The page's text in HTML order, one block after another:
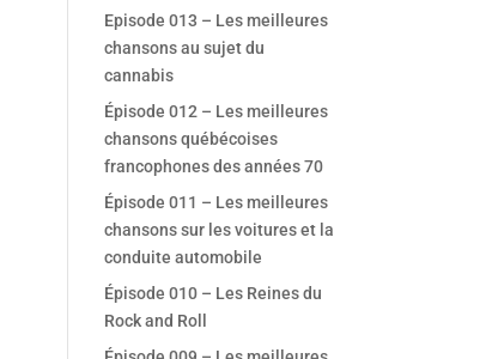
Episode 013 – Les meilleures
chansons au sujet du
cannabis
Épisode 012 – Les meilleures
chansons québécoises
francophones des années 70
Épisode 011 – Les meilleures
chansons sur les voitures et la
conduite automobile
Épisode 010 – Les Reines du
Rock and Roll